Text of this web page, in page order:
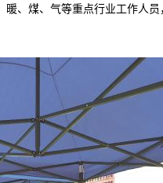
、煤、气等重点行业工作人